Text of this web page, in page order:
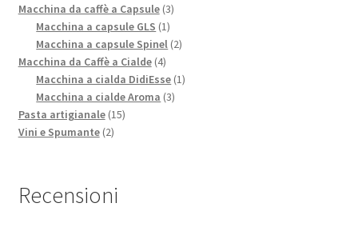
prodotti
Macchina da caffè a Capsule 33
Macchina a capsule GLS 11
prodotto
Macchina a capsule Spinel 22
Macchina da Caffè a Cialde 44
prodotti
Macchina a cialda DidiEsse 11
Macchina a cialde Aroma 33
Pasta artigianale 1515
Vini e Spumante 22
Recensioni